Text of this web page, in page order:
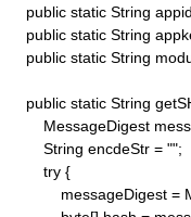
public static String
public static String
public static String
public static String
MessageDigest
        String encdeStr = "";
        try {
messageDigest